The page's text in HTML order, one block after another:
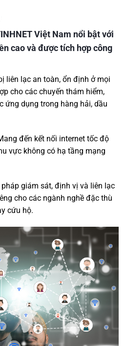
Việt Nam nổi bật với
cao và được tích hợp công
liên lạc an toàn, ổn định ở mọi
cho các chuyến thám hiểm,
ứng dụng trong hàng hải, dầu
đến kết nối internet tốc độ
vực không có hạ tầng mạng
giám sát, định vị và liên lạc
cho các ngành nghề đặc thù
cứu hộ.